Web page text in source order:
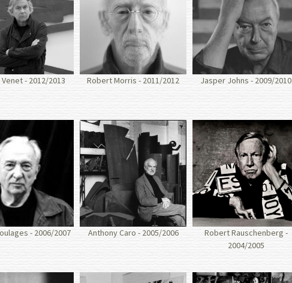
- 2012/2013 Robert Morris - 2011/2012 Jasper Johns - 2009/2010
- 2006/2007 Anthony Caro - 2005/2006
Robert Rauschenberg -
2004/2005